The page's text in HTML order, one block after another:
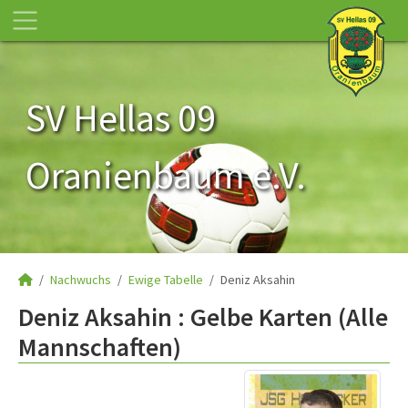
SV Hellas 09
Oranienbaum e.V.
Nachwuchs Ewige Tabelle Deniz Aksahin
Deniz Aksahin : Gelbe Karten (Alle
Mannschaften)